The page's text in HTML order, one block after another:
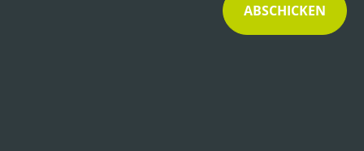
ABSCHICKEN